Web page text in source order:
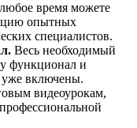
время можете
опытных
специалистов.
Весь необходимый
функционал и
включены.
видеоурокам,